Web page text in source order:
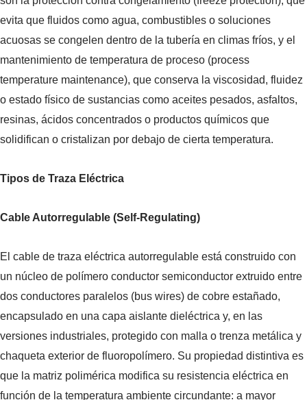
evita que fluidos como agua, combustibles o soluciones
acuosas se congelen dentro de la tubería en climas fríos, y el
mantenimiento de temperatura de proceso (process
temperature maintenance), que conserva la viscosidad, fluidez
o estado físico de sustancias como aceites pesados, asfaltos,
resinas, ácidos concentrados o productos químicos que
solidifican o cristalizan por debajo de cierta temperatura.
Tipos de Traza Eléctrica
Cable Autorregulable (Self-Regulating)
El cable de traza eléctrica autorregulable está construido con
un núcleo de polímero conductor semiconductor extruido entre
dos conductores paralelos (bus wires) de cobre estañado,
encapsulado en una capa aislante dieléctrica y, en las
versiones industriales, protegido con malla o trenza metálica y
chaqueta exterior de fluoropolímero. Su propiedad distintiva es
que la matriz polimérica modifica su resistencia eléctrica en
función de la temperatura ambiente circundante: a mayor